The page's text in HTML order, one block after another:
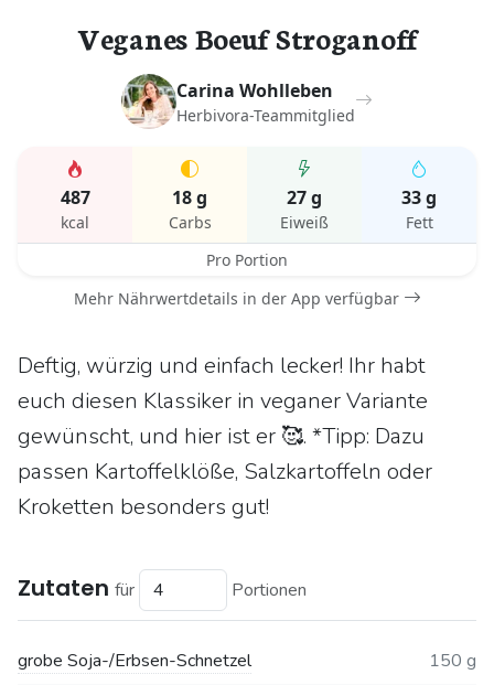
Veganes Boeuf Stroganoff
Carina Wohlleben
Herbivora-Teammitglied
487
kcal
18 g
Carbs
27 g
Eiweiß
33 g
Fett
Pro Portion
Mehr Nährwertdetails in der App verfügbar
Deftig, würzig und einfach lecker! Ihr habt
euch diesen Klassiker in veganer Variante
gewünscht, und hier ist er 🥰. *Tipp: Dazu
passen Kartoffelklöße, Salzkartoffeln oder
Kroketten besonders gut!
Zutaten für Portionen
grobe Soja-/Erbsen-Schnetzel
150 g